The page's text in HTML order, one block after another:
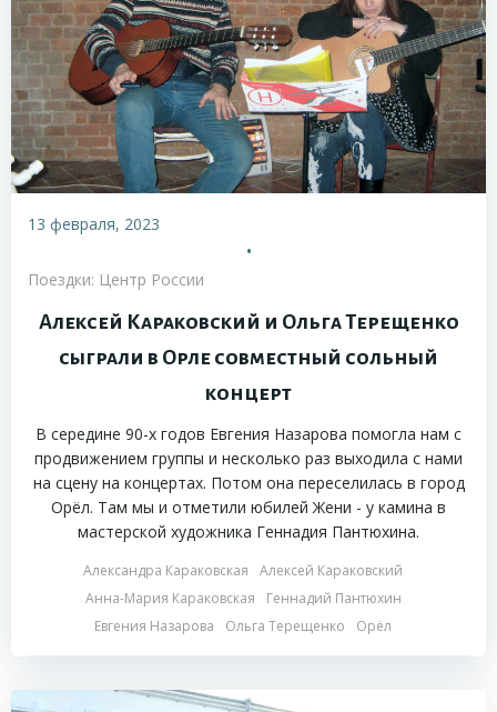
13 февраля, 2023
•
Поездки: Центр России
Алексей Караковский и Ольга Терещенко
сыграли в Орле совместный сольный
концерт
В середине 90-х годов Евгения Назарова помогла нам с
продвижением группы и несколько раз выходила с нами
на сцену на концертах. Потом она переселилась в город
Орёл. Там мы и отметили юбилей Жени - у камина в
мастерской художника Геннадия Пантюхина.
Александра Караковская
Алексей Караковский
Анна-Мария Караковская
Геннадий Пантюхин
Евгения Назарова
Ольга Терещенко Орёл